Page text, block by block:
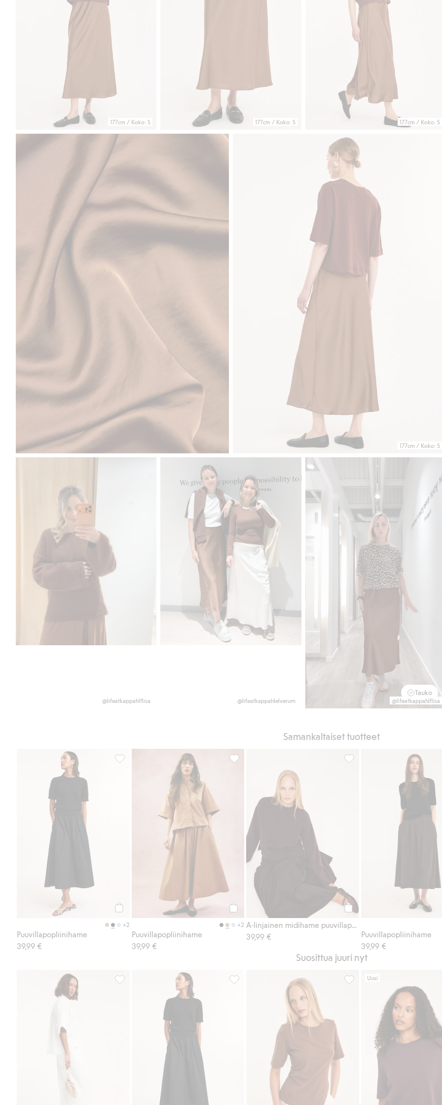
177cm / Koko: S 177cm / Koko: S 177cm / Koko: S
177cm / Koko: S
@lifeatkappahlflisa @lifeatkappahlelverum
Tauko
@lifeatkappahlflisa
Samankaltaiset tuotteet
+2
Puuvillapopliinihame
39,99 €
Puuvillapopliinihame, Lisää suosikkeihin
Osta
+2
Puuvillapopliinihame
39,99 €
Puuvillapopliinihame, Lisää suosikkeihin
A-linjainen midihame puuvillapopliinista
39,99 €
A-linjainen midihame
Puuvillapopliinihame
39,99 €
Suosittua juuri nyt
Lyhythihainen puuvillapopliinipaita, Lisää suosikkeihinPuuvillapopliinihame, Lisää suosikkeihinLyhythihainen
Uusi